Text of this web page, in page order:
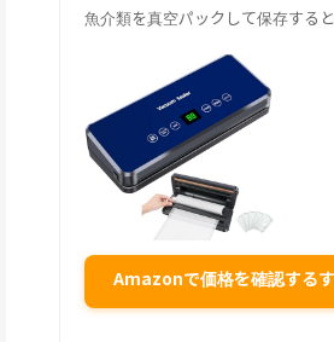
魚介類を真空パックして保存する
Amazonで価格を確認する